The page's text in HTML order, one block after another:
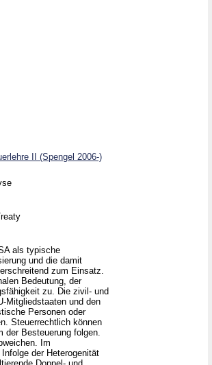
II (Spengel 2006-)
als typische
und die damit
zum Einsatz.
Bedeutung, der
zu. Die zivil- und
Mitgliedstaaten und den
Personen oder
Steuerrechtlich können
der Besteuerung folgen.
Im
der Heterogenität